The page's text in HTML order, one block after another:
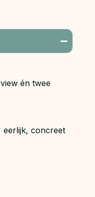
én twee
eerlijk, concreet